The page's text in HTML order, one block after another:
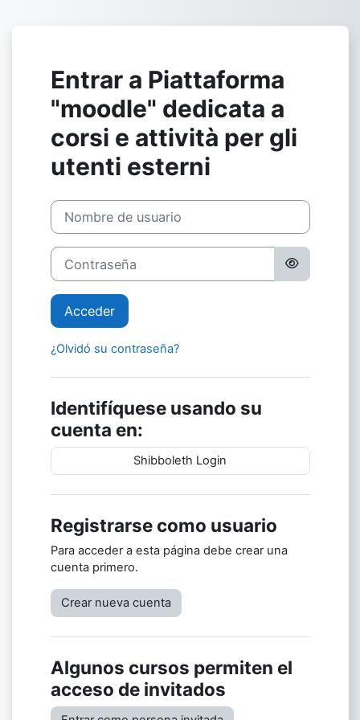
Entrar a Piattaforma
"moodle" dedicata a
corsi e attività per gli
utenti esterni
Saltar a creación de una nueva cuenta
Nombre de usuario
Contraseña
Acceder
¿Olvidó su contraseña?
Identifíquese usando su
cuenta en:
Shibboleth Login
Registrarse como usuario
Para acceder a esta página debe crear una
cuenta primero.
Crear nueva cuenta
Algunos cursos permiten el
acceso de invitados